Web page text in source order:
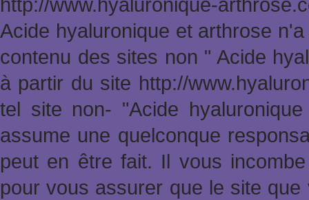
Acide hyaluronique et arthrose
contenu des sites non " Acide
à partir du site http://
tel site non- "Acide
assume une quelconque
peut en être fait. Il vous
pour vous assurer que le site